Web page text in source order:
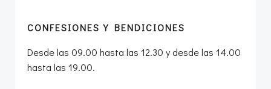
CONFESIONES Y BENDICIONES
Desde las 09.00 hasta las 12.30 y desde las 14.00
hasta las 19.00.